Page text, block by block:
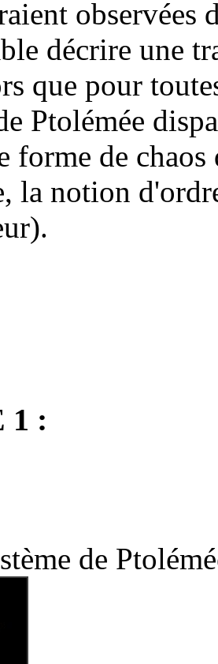
décrire une
que pour
Ptolémée
forme de
la notion
1 :
de